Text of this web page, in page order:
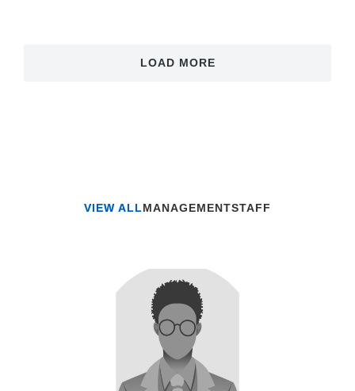
LOAD MORE
VIEW ALLMANAGEMENTSTAFF